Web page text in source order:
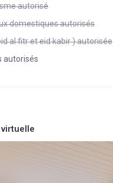
autorisé
domestiques autorisés
al fitr et eid kabir ) autorisée
autorisés